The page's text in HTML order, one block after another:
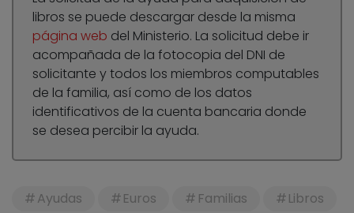
libros se puede descargar desde la misma
página web del Ministerio. La solicitud debe ir
acompañada de la fotocopia del DNI de
solicitante y todos los miembros computables
de la familia, así como de los datos
identificativos de la cuenta bancaria donde
se desea percibir la ayuda.
Ayudas Euros Familias
Libros